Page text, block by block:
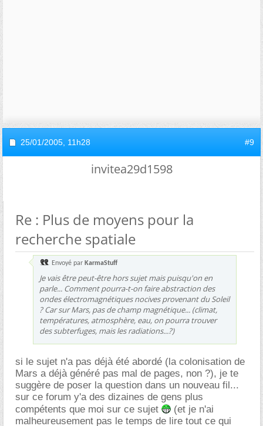
25/01/2005, 11h28 #9
invitea29d1598
Re : Plus de moyens pour la
recherche spatiale
Envoyé par KarmaStuff
Je vais être peut-être hors sujet mais puisqu'on en
parle... Comment pourra-t-on faire abstraction des
ondes électromagnétiques nocives provenant du Soleil
? Car sur Mars, pas de champ magnétique... (climat,
températures, atmosphère, eau, on pourra trouver
des subterfuges, mais les radiations...?)
si le sujet n'a pas déjà été abordé (la colonisation de
Mars a déjà généré pas mal de pages, non ?), je te
suggère de poser la question dans un nouveau fil...
sur ce forum y'a des dizaines de gens plus
compétents que moi sur ce sujet
(et je n'ai
malheureusement pas le temps de lire tout ce qui